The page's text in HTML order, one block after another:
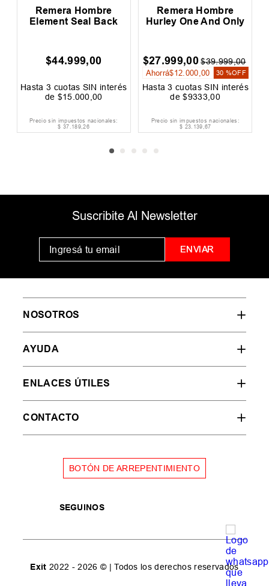
Remera Hombre
Element Seal Back
$44.999,00
Hasta 3 cuotas SIN interés
de $15 000 ,00
Precio sin impuestos nacionales:
$ 37.189,26
Remera Hombre
Hurley One And Only
$27.999,00 $39.999,00
Ahorrá$12 000 ,00 30 %OFF
Hasta3 cuotas SIN interés
de$9333 ,00
Precio sin impuestos nacionales:
$ 23. 139,67
Suscribite Al Newsletter
ENVIAR
NOSOTROS
AYUDA
ENLACES ÚTILES
CONTACTO
BOTÓN DE ARREPENTIMIENTO
SEGUINOS
Exit 2022 - 2026 © | Todos los derechos reservados